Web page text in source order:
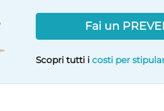
Fai un
Scopri tutti i costi per